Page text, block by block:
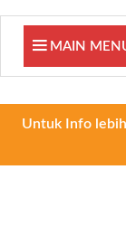
MAIN
Untuk Info